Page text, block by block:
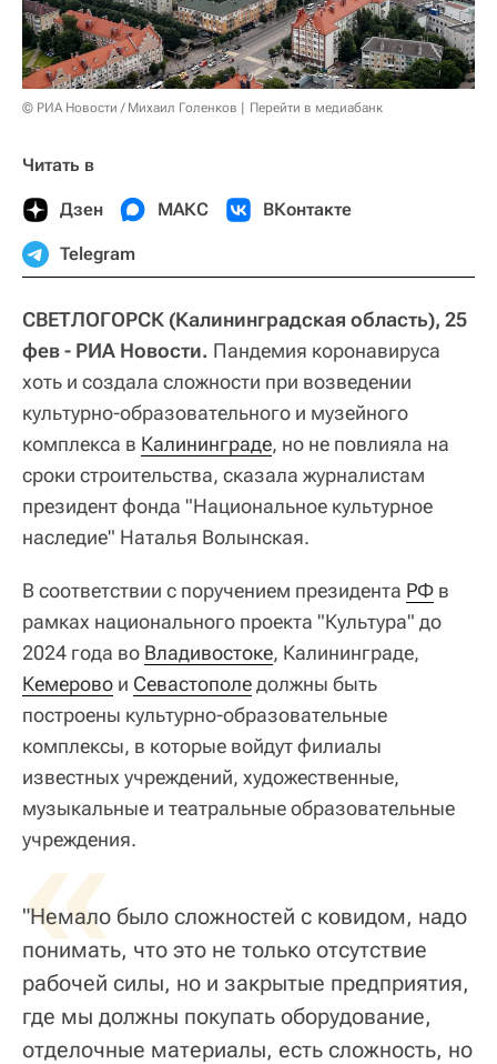
© РИА Новости / Михаил Голенков Перейти в медиабанк
Читать в
Дзен МАКС ВКонтакте
Telegram
СВЕТЛОГОРСК (Калининградская область), 25
фев - РИА Новости. Пандемия коронавируса
хоть и создала сложности при возведении
культурно-образовательного и музейного
комплекса в Калининграде, но не повлияла на
сроки строительства, сказала журналистам
президент фонда "Национальное культурное
наследие" Наталья Волынская.
В соответствии с поручением президента РФ в
рамках национального проекта "Культура" до
2024 года во Владивостоке, Калининграде,
Кемерово и Севастополедолжны быть
построены культурно-образовательные
комплексы, в которые войдут филиалы
известных учреждений, художественные,
музыкальные и театральные образовательные
учреждения.
«
"Немало было сложностей с ковидом, надо
понимать, что это не только отсутствие
рабочей силы, но и закрытые предприятия,
где мы должны покупать оборудование,
отделочные материалы, есть сложность, но